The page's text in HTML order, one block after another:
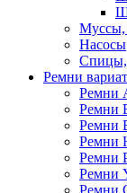
Муссы,
Насосы
Спицы,
Ремни
Ремни
Ремни
Ремни
Ремни
Ремни
Ремни
Ремни